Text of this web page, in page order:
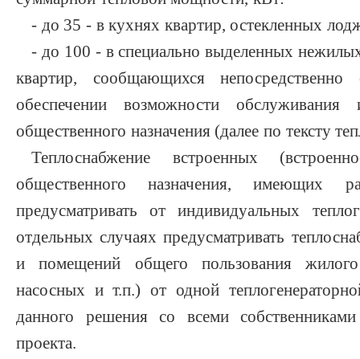
- до 35 - в кухнях квартир, остекленных
- до 100 - в специально выделенных
квартир, сообщающихся
обеспечении возможности
общественного назначения (далее по тексту
Теплоснабжение встроенных
общественного назначения, имеющих
предусматривать от индивидуальных
отдельных случаях предусматривать
и помещений общего пользования
насосных и т.п.) от одной
данного решения со всеми
проекта.